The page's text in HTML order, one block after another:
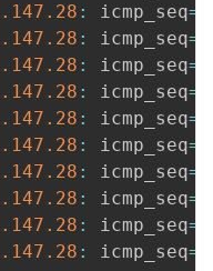
.147 .28 : icmp_seq=
.147 .28 : icmp_seq=
.147 .28 : icmp_seq=
.147 .28 : icmp_seq=
.147 .28 : icmp_seq=
.147 .28 : icmp_seq=
.147 .28 : icmp_seq=
.147 .28 : icmp_seq=
.147 .28 : icmp_seq=
.147 .28 : icmp_seq=